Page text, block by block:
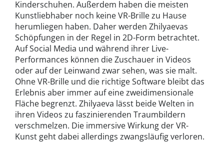
Kinderschuhen. Außerdem haben die meisten
Kunstliebhaber noch keine VR-Brille zu Hause
herumliegen haben. Daher werden Zhilyaevas
Schöpfungen in der Regel in 2D-Form betrachtet.
Auf Social Media und während ihrer Live-
Performances können die Zuschauer in Videos
oder auf der Leinwand zwar sehen, was sie malt.
Ohne VR-Brille und die richtige Software bleibt das
Erlebnis aber immer auf eine zweidimensionale
Fläche begrenzt. Zhilyaeva lässt beide Welten in
ihren Videos zu faszinierenden Traumbildern
verschmelzen. Die immersive Wirkung der VR-
Kunst geht dabei allerdings zwangsläufig verloren.